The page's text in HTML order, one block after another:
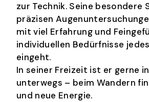
zur Technik. Seine besondere
präzisen
mit viel Erfahrung und
individuellen Bedürfnisse
eingeht.
In seiner Freizeit ist er gerne
unterwegs – beim Wandern
und neue Energie.